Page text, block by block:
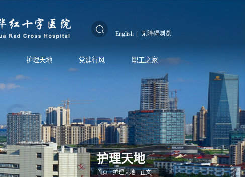
English | 无障碍浏览
护理天地 党建行风 职工之家
护理天地
首页-护理天地- 正文